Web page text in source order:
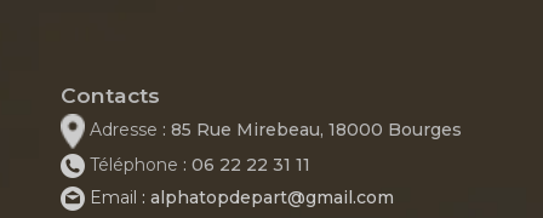
Contacts
Adresse : 85 Rue Mirebeau, 18000 Bourges
Téléphone : 06 22 22 31 11
Email : alphatopdepart@gmail.com